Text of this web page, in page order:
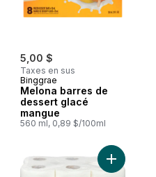
5,00 $
Taxes en sus
Binggrae
Melona barres de
dessert glacé
mangue
560 ml, 0,89 $/100ml
à vaisselle liquideAjouter